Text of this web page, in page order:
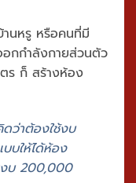
านหรู หรือคนที่มี
อกกำลังกายส่วนตัว
ร ก็ สร้างห้อง
ว่าต้องใช้งบ
บให้ได้ห้อง
งบ 200,000